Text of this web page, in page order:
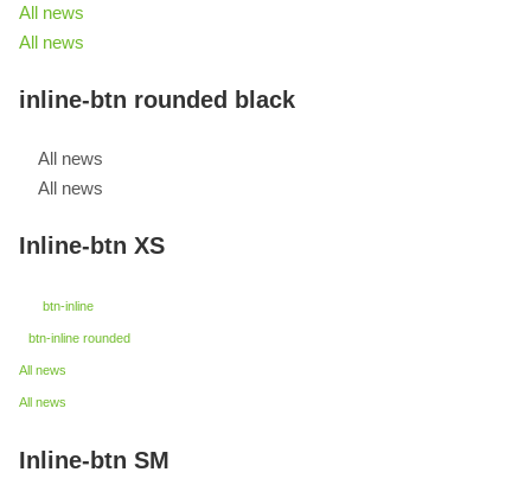
All news
All news
inline-btn rounded black
All news
All news
Inline-btn XS
btn-inline
btn-inline rounded
All news
All news
Inline-btn SM